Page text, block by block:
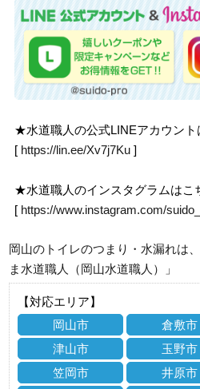
★水道職人の公式LINEアカウント
[ https://lin.ee/Xv7j7Ku ]
★水道職人のインスタグラムはこ
[ https://www.instagram.com/
岡山のトイレのつまり・水漏れは
ま水道職人（岡山水道職人）」
【対応エリア】
岡山市
倉敷市
津山市
玉野市
笠岡市
井原市